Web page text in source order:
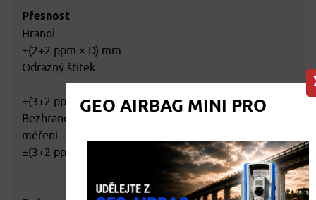
GEO AIRBAG MINI PRO
Přesnost
±(2+2 ppm × D) mm
Odrazný štítek
....................................................................................................
±(3+2 ppm × D) mm
Bezhranolové
měření...........................................................................................
±(3+2 ppm × D) mm